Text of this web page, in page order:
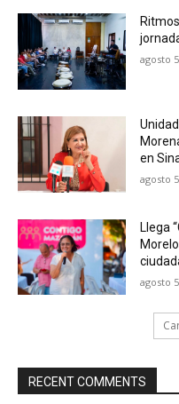
agosto
en
agosto
Llega
agosto
RECENT COMMENTS